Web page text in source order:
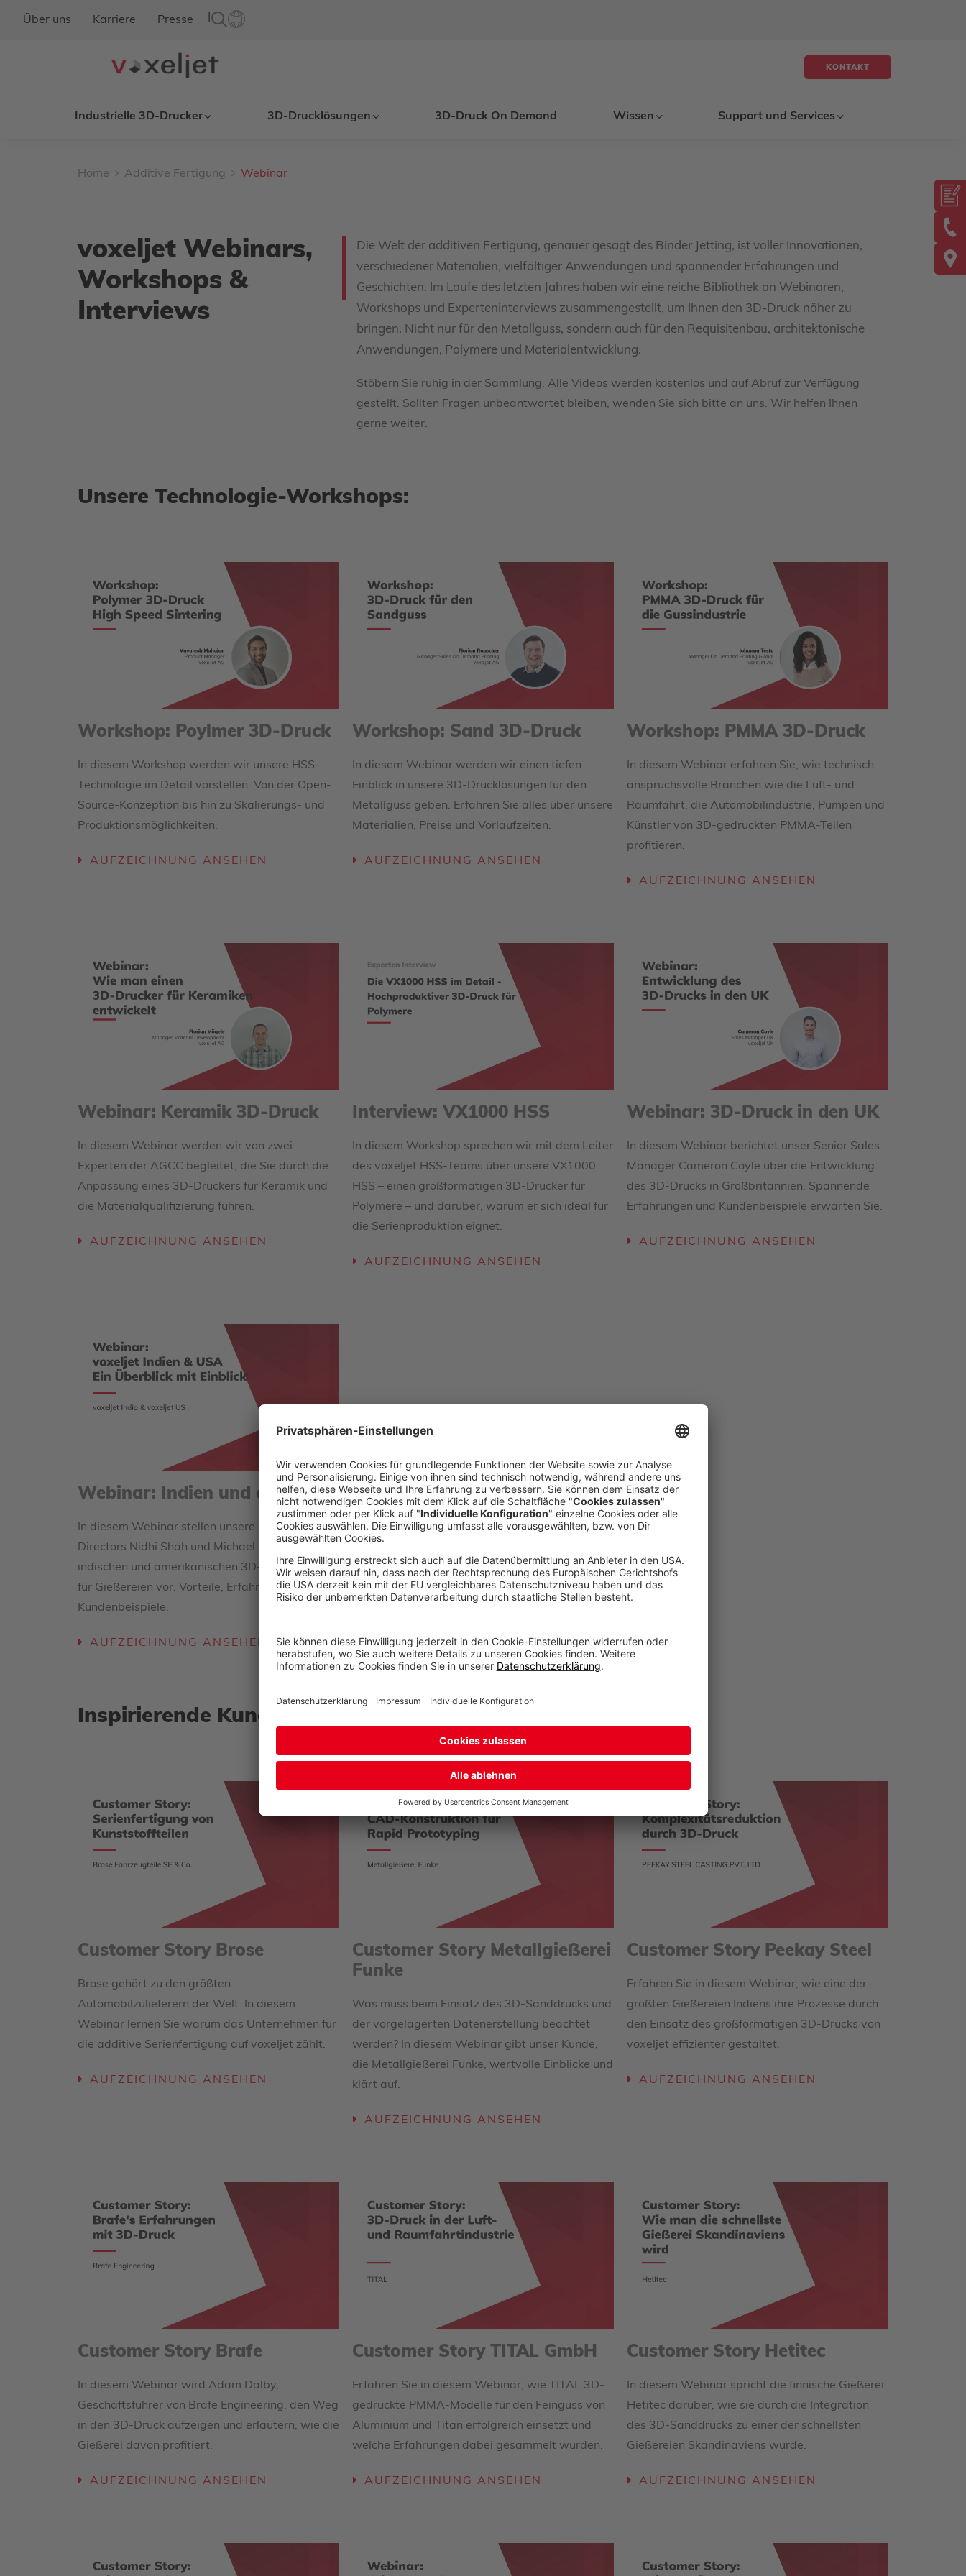
Über uns Karriere Presse
Industrielle 3D-Drucker 3D-Drucklösungen 3D-Druck On Demand Wissen Support und Services
KONTAKT
Home Additive Fertigung Webinar
voxeljet Webinars,
Workshops &
Interviews
Die Welt der additiven Fertigung, genauer gesagt des Binder Jetting, ist voller Innovationen,
verschiedener Materialien, vielfältiger Anwendungen und spannender Erfahrungen und
Geschichten. Im Laufe des letzten Jahres haben wir eine reiche Bibliothek an Webinaren,
Workshops und Experteninterviews zusammengestellt, um Ihnen den 3D-Druck näher zu
bringen. Nicht nur für den Metallguss, sondern auch für den Requisitenbau, architektonische
Anwendungen, Polymere und Materialentwicklung.
Stöbern Sie ruhig in der Sammlung. Alle Videos werden kostenlos und auf Abruf zur Verfügung
gestellt. Sollten Fragen unbeantwortet bleiben, wenden Sie sich bitte an uns. Wir helfen Ihnen
gerne weiter.
Unsere Technologie-Workshops:
Workshop: Poylmer 3D-Druck
In diesem Workshop werden wir unsere HSS-
Technologie im Detail vorstellen: Von der Open-
Source-Konzeption bis hin zu Skalierungs- und
Produktionsmöglichkeiten.
AUFZEICHNUNG ANSEHEN
Workshop: Sand 3D-Druck
In diesem Webinar werden wir einen tiefen
Einblick in unsere 3D-Drucklösungen für den
Metallguss geben. Erfahren Sie alles über unsere
Materialien, Preise und Vorlaufzeiten.
AUFZEICHNUNG ANSEHEN
Workshop: PMMA 3D-Druck
In diesem Webinar erfahren Sie, wie technisch
anspruchsvolle Branchen wie die Luft- und
Raumfahrt, die Automobilindustrie, Pumpen und
Künstler von 3D-gedruckten PMMA-Teilen
profitieren.
AUFZEICHNUNG ANSEHEN
Webinar: Keramik 3D-Druck
In diesem Webinar werden wir von zwei
Experten der AGCC begleitet, die Sie durch die
Anpassung eines 3D-Druckers für Keramik und
die Materialqualifizierung führen.
AUFZEICHNUNG ANSEHEN
Interview: VX1000 HSS
In diesem Workshop sprechen wir mit dem Leiter
des voxeljet HSS-Teams über unsere VX1000
HSS – einen großformatigen 3D-Drucker für
Polymere – und darüber, warum er sich ideal für
die Serienproduktion eignet.
AUFZEICHNUNG ANSEHEN
Webinar: 3D-Druck in den UK
In diesem Webinar berichtet unser Senior Sales
Manager Cameron Coyle über die Entwicklung
des 3D-Drucks in Großbritannien. Spannende
Erfahrungen und Kundenbeispiele erwarten Sie.
AUFZEICHNUNG ANSEHEN
Webinar: Indien und die USA
In diesem Webinar stellen unsere Managing
Directors Nidhi Shah und Michael Dougherty den
indischen und amerikanischen 3D-Druck Markt
für Gießereien vor. Vorteile, Erfahrungen und
Kundenbeispiele.
AUFZEICHNUNG ANSEHEN
Inspirierende Kundenberichte:
Customer Story Brose
Brose gehört zu den größten
Automobilzulieferern der Welt. In diesem
Webinar lernen Sie warum das Unternehmen für
die additive Serienfertigung auf voxeljet zählt.
AUFZEICHNUNG ANSEHEN
Customer Story Metallgießerei
Funke
Was muss beim Einsatz des 3D-Sanddrucks und
der vorgelagerten Datenerstellung beachtet
werden? In diesem Webinar gibt unser Kunde,
die Metallgießerei Funke, wertvolle Einblicke und
klärt auf.
AUFZEICHNUNG ANSEHEN
Customer Story Peekay Steel
Erfahren Sie in diesem Webinar, wie eine der
größten Gießereien Indiens ihre Prozesse durch
den Einsatz des großformatigen 3D-Drucks von
voxeljet effizienter gestaltet.
AUFZEICHNUNG ANSEHEN
Customer Story Brafe
In diesem Webinar wird Adam Dalby,
Geschäftsführer von Brafe Engineering, den Weg
in den 3D-Druck aufzeigen und erläutern, wie die
Gießerei davon profitiert.
AUFZEICHNUNG ANSEHEN
Customer Story TITAL GmbH
Erfahren Sie in diesem Webinar, wie TITAL 3D-
gedruckte PMMA-Modelle für den Feinguss von
Aluminium und Titan erfolgreich einsetzt und
welche Erfahrungen dabei gesammelt wurden.
AUFZEICHNUNG ANSEHEN
Customer Story Hetitec
In diesem Webinar spricht die finnische Gießerei
Hetitec darüber, wie sie durch die Integration
des 3D-Sanddrucks zu einer der schnellsten
Gießereien Skandinaviens wurde.
AUFZEICHNUNG ANSEHEN